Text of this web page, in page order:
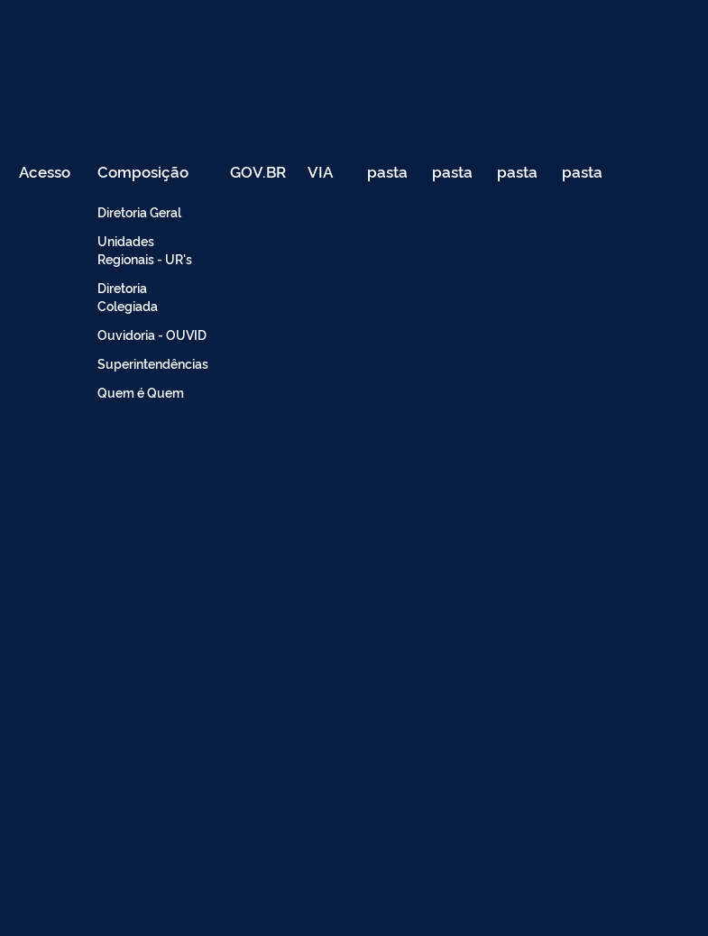
Acesso Composição
Diretoria Geral
Unidades
Regionais - UR's
Diretoria
Colegiada
Ouvidoria - OUVID
Superintendências
Quem é Quem
GOV.BR VIA pasta
de
pasta
de
pasta
de
pasta
de